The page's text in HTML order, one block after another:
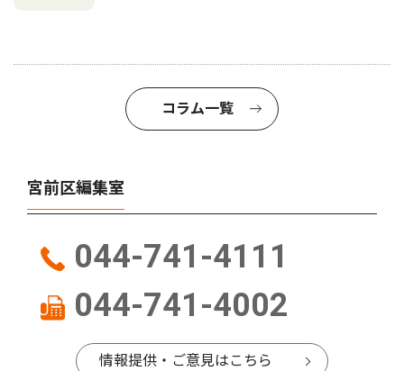
コラム一覧
宮前区編集室
044-741-4111
044-741-4002
情報提供・ご意見はこちら